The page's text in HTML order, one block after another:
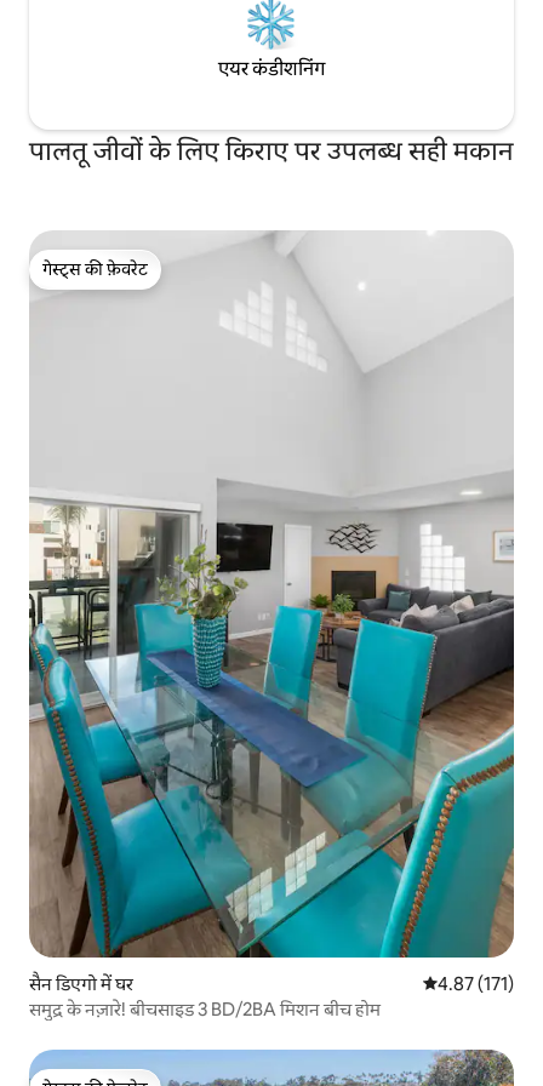
एयर कंडीशनिंग
पालतू जीवों के लिए किराए पर उपलब्ध सही मकान
गेस्ट्स की फ़ेवरेट
गेस्ट्स की फ़ेवरेट
सैन डिएगो में घर औसत रेटिंग 5 में से
4.87 (171)
समुद्र के नज़ारे! बीचसाइड 3 BD/2BA मिशन बीच होम